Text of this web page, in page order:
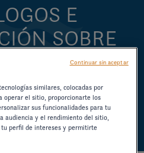
E
SOBRE
Y OTROS
ANTERIORES.
similares, colocadas por
operar el sitio, proporcionarte los
sus funcionalidades para tu
audiencia y el rendimiento del sitio,
perfil de intereses y permitirte
Continuar sin aceptar